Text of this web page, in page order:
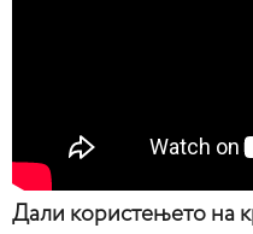
Дали користењето на